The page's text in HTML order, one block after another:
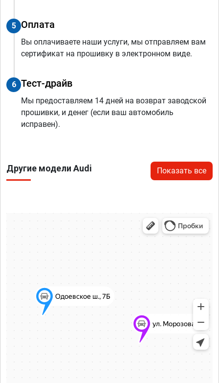
5 Оплата
Вы оплачиваете наши услуги, мы отправляем вам
сертификат на прошивку в электронном виде.
6 Тест-драйв
Мы предоставляем 14 дней на возврат заводской
прошивки, и денег (если ваш автомобиль
исправен).
Другие модели Audi Показать все